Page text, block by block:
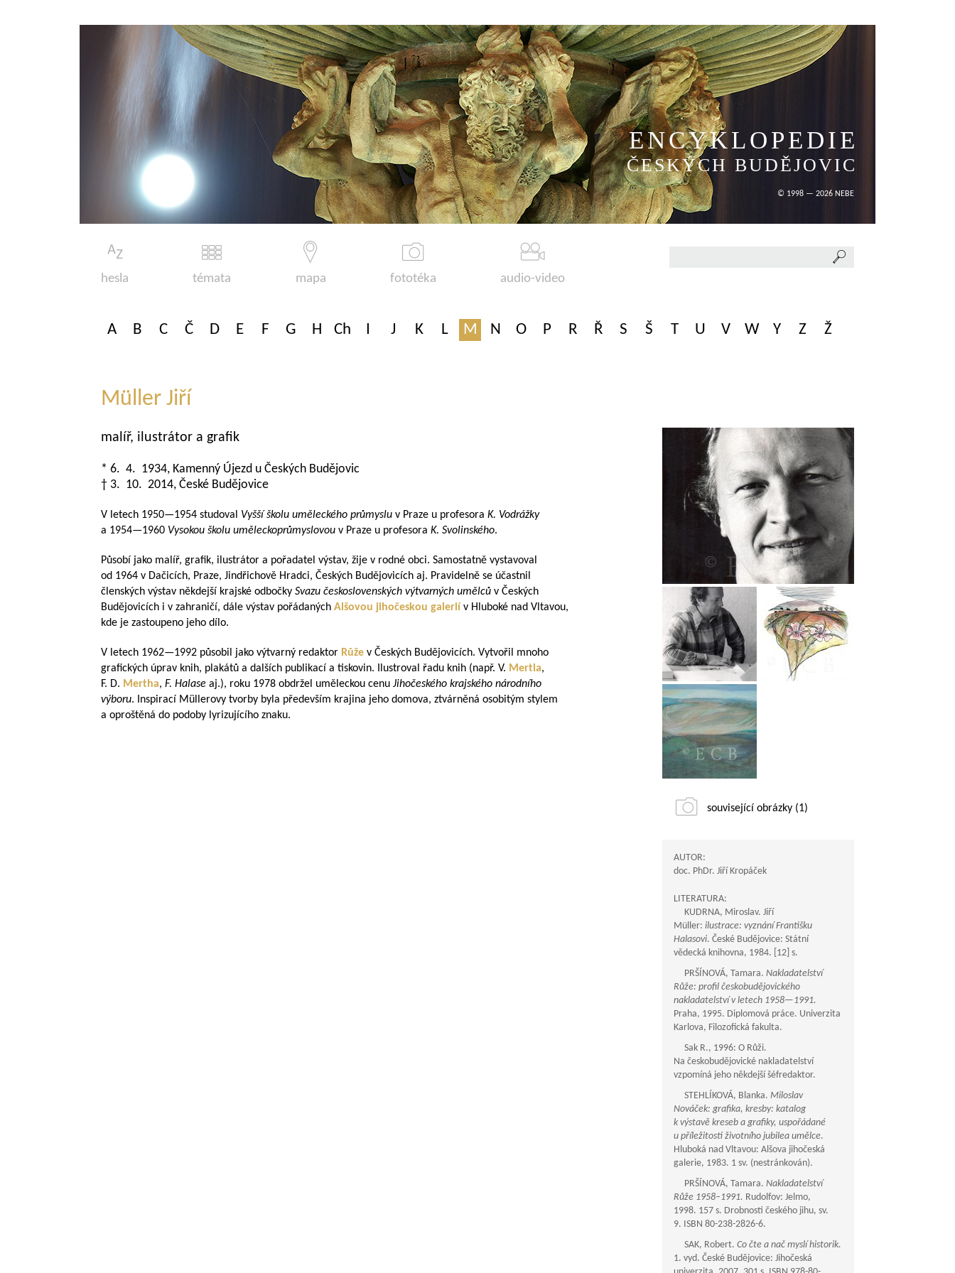
ENCYKLOPEDIE
ČESKÝCH BUDĚJOVIC
© 1998 — 2026 NEBE
hesla témata mapa fototéka audio-video
A B C Č D E F G H Ch I J K L M N O P R Ř S Š T U V W Y Z Ž
Müller Jiří
malíř, ilustrátor a grafik
* 6. 4. 1934, Kamenný Újezd u Českých Budějovic
† 3. 10. 2014, České Budějovice
V letech 1950—1954 studoval Vyšší školu uměleckého průmyslu v Praze u profesora K. Vodrážky
a 1954—1960 Vysokou školu uměleckoprůmyslovou v Praze u profesora K. Svolinského.
Působí jako malíř, grafik, ilustrátor a pořadatel výstav, žije v rodné obci. Samostatně vystavoval
od 1964 v Dačicích, Praze, Jindřichově Hradci, Českých Budějovicích aj. Pravidelně se účastnil
členských výstav někdejší krajské odbočky Svazu československých výtvarných umělců v Českých
Budějovicích i v zahraničí, dále výstav pořádaných Alšovou jihočeskou galerií v Hluboké nad Vltavou,
kde je zastoupeno jeho dílo.
V letech 1962—1992 působil jako výtvarný redaktor Růže v Českých Budějovicích. Vytvořil mnoho
grafických úprav knih, plakátů a dalších publikací a tiskovin. Ilustroval řadu knih (např. V. Mertla,
F. D. Mertha, F. Halase aj.), roku 1978 obdržel uměleckou cenu Jihočeského krajského národního
výboru. Inspirací Müllerovy tvorby byla především krajina jeho domova, ztvárněná osobitým stylem
a oproštěná do podoby lyrizujícího znaku.
související obrázky (1)
AUTOR:
doc. PhDr. Jiří Kropáček
LITERATURA:
KUDRNA, Miroslav. Jiří
Müller: ilustrace: vyznání Františku
Halasovi. České Budějovice: Státní
vědecká knihovna, 1984. [12] s.
PRŠÍNOVÁ, Tamara. Nakladatelství
Růže: profil českobudějovického
nakladatelství v letech 1958—1991.
Praha, 1995. Diplomová práce. Univerzita
Karlova, Filozofická fakulta.
Sak R., 1996: O Růži.
Na českobudějovické nakladatelství
vzpomíná jeho někdejší šéfredaktor.
STEHLÍKOVÁ, Blanka. Miloslav
Nováček: grafika, kresby: katalog
k výstavě kreseb a grafiky, uspořádané
u příležitosti životního jubilea umělce.
Hluboká nad Vltavou: Alšova jihočeská
galerie, 1983. 1 sv. (nestránkován).
PRŠÍNOVÁ, Tamara. Nakladatelství
Růže 1958–1991. Rudolfov: Jelmo,
1998. 157 s. Drobnosti českého jihu, sv.
9. ISBN 80-238-2826-6.
SAK, Robert. Co čte a nač myslí historik.
1. vyd. České Budějovice: Jihočeská